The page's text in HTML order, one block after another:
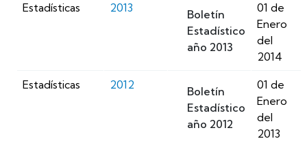
Estadísticas 2013
Boletín
Estadístico
año 2013
01 de
Enero
del
2014
Estadísticas 2012
Boletín
Estadístico
año 2012
01 de
Enero
del
2013